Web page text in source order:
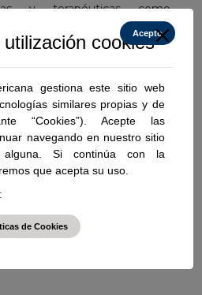
y terapéuticas como
angioplastias,
stents, bypass o
o desgarros, aplicamos
o técnicas endovasculares
recubiertos.
embolias cerebrales,
lesión obstructiva de la
carótida mediante
(limpieza de la placa
de un stent.
cookies
gestiona este sitio web
similares propias y de
“Cookies”). Acepte las
navegando en nuestro sitio
Si continúa con la
que acepta su uso.
Acepto
de Cookies